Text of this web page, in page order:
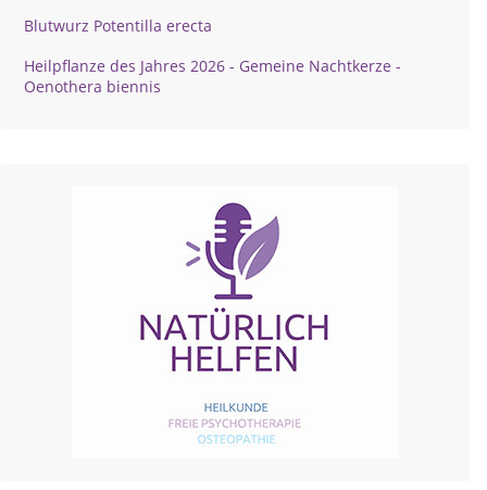
Blutwurz Potentilla erecta
Heilpflanze des Jahres 2026 - Gemeine Nachtkerze -
Oenothera biennis